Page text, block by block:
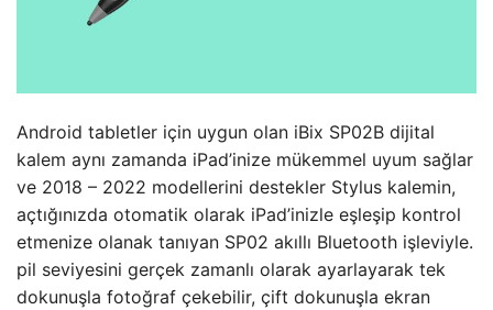
Android tabletler için uygun olan iBix SP02B dijital
kalem aynı zamanda iPad’inize mükemmel uyum sağlar
ve 2018 – 2022 modellerini destekler Stylus kalemin,
açtığınızda otomatik olarak iPad’inizle eşleşip kontrol
etmenize olanak tanıyan SP02 akıllı Bluetooth işleviyle.
pil seviyesini gerçek zamanlı olarak ayarlayarak tek
dokunuşla fotoğraf çekebilir, çift dokunuşla ekran